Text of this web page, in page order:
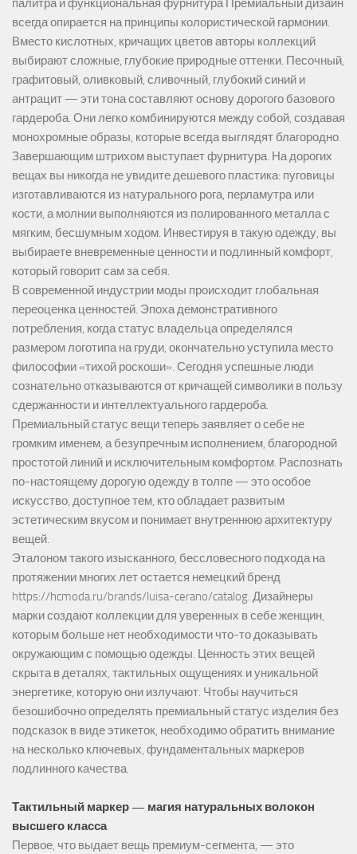
палитра и функциональная фурнитура Премиальный дизайн
всегда опирается на принципы колористической гармонии.
Вместо кислотных, кричащих цветов авторы коллекций
выбирают сложные, глубокие природные оттенки. Песочный,
графитовый, оливковый, сливочный, глубокий синий и
антрацит — эти тона составляют основу дорогого базового
гардероба. Они легко комбинируются между собой, создавая
монохромные образы, которые всегда выглядят благородно.
Завершающим штрихом выступает фурнитура. На дорогих
вещах вы никогда не увидите дешевого пластика: пуговицы
изготавливаются из натурального рога, перламутра или
кости, а молнии выполняются из полированного металла с
мягким, бесшумным ходом. Инвестируя в такую одежду, вы
выбираете вневременные ценности и подлинный комфорт,
который говорит сам за себя.
В современной индустрии моды происходит глобальная
переоценка ценностей. Эпоха демонстративного
потребления, когда статус владельца определялся
размером логотипа на груди, окончательно уступила место
философии «тихой роскоши». Сегодня успешные люди
сознательно отказываются от кричащей символики в пользу
сдержанности и интеллектуального гардероба.
Премиальный статус вещи теперь заявляет о себе не
громким именем, а безупречным исполнением, благородной
простотой линий и исключительным комфортом. Распознать
по-настоящему дорогую одежду в толпе — это особое
искусство, доступное тем, кто обладает развитым
эстетическим вкусом и понимает внутреннюю архитектуру
вещей.
Эталоном такого изысканного, бессловесного подхода на
протяжении многих лет остается немецкий бренд
https://hcmoda.ru/brands/luisa-cerano/catalog. Дизайнеры
марки создают коллекции для уверенных в себе женщин,
которым больше нет необходимости что-то доказывать
окружающим с помощью одежды. Ценность этих вещей
скрыта в деталях, тактильных ощущениях и уникальной
энергетике, которую они излучают. Чтобы научиться
безошибочно определять премиальный статус изделия без
подсказок в виде этикеток, необходимо обратить внимание
на несколько ключевых, фундаментальных маркеров
подлинного качества.
Тактильный маркер — магия натуральных волокон
высшего класса
Первое, что выдает вещь премиум-сегмента, — это